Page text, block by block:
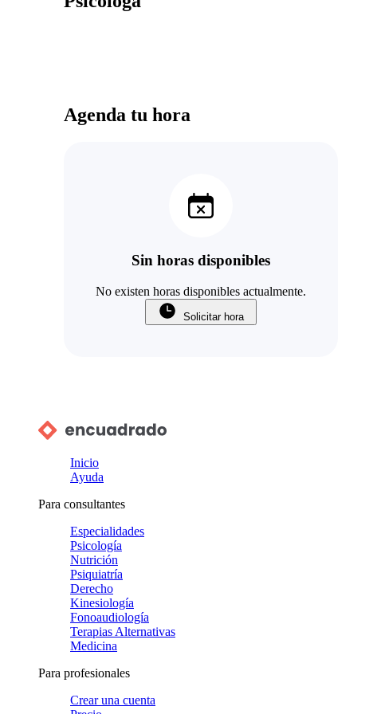
Agenda tu hora
Sin horas disponibles
No existen horas disponibles actualmente.
Solicitar hora
Inicio
Ayuda
Para consultantes
Especialidades
Psicología
Nutrición
Psiquiatría
Derecho
Kinesiología
Fonoaudiología
Terapias Alternativas
Medicina
Para profesionales
Crear una cuenta